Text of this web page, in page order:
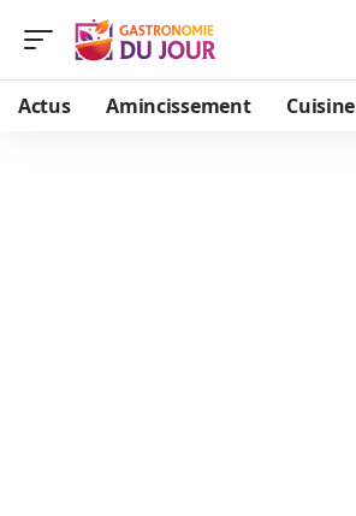
Actus Amincissement Cuisine